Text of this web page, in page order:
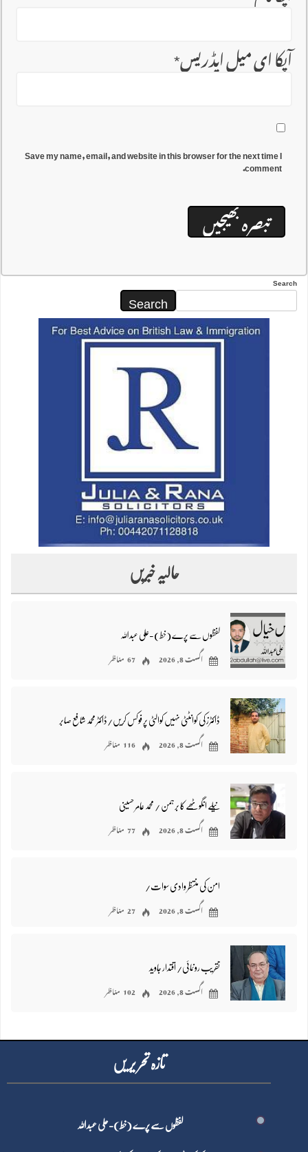
آپکا ای میل ایڈریس*
Save my name, email, and website in this browser for the next time I
comment.
Search
Search
حالیہ خبریں
لفظوں سے پرے (خط)-علی عبداللہ
اگست 8, 2026 67 مناظر
ڈاکٹرز کی کوانٹٹی نہیں کوالٹی پر فوکس کریں/ڈاکٹر محمد شافع صابر
اگست 8, 2026 116 مناظر
نیلے انگوٹھے کا برہمن / محمد عامر حسینی
اگست 8, 2026 77 مناظر
امن کی منتظر وادی سوات/
اگست 8, 2026 27 مناظر
تقریب رونمائی/ اقتدار جاوید
اگست 8, 2026 102 مناظر
تازہ تحر یر یں
لفظوں سے پرے (خط)-علی عبداللہ